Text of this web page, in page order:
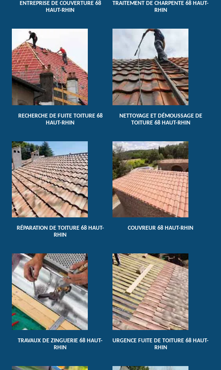
ENTREPRISE DE COUVERTURE 68
HAUT-RHIN
TRAITEMENT DE CHARPENTE 68 HAUT-
RHIN
RECHERCHE DE FUITE TOITURE 68
HAUT-RHIN
NETTOYAGE ET DÉMOUSSAGE DE
TOITURE 68 HAUT-RHIN
RÉPARATION DE TOITURE 68 HAUT-
RHIN
COUVREUR 68 HAUT-RHIN
TRAVAUX DE ZINGUERIE 68 HAUT-
RHIN
URGENCE FUITE DE TOITURE 68 HAUT-
RHIN